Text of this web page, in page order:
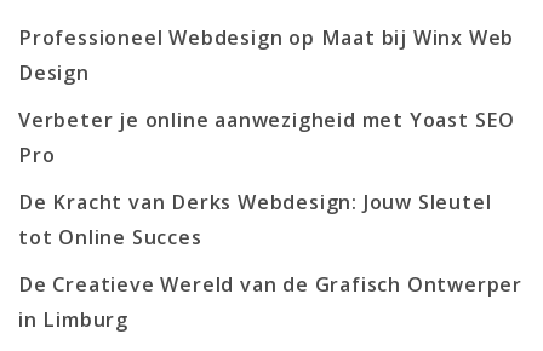
Professioneel Webdesign op Maat bij Winx Web
Design
Verbeter je online aanwezigheid met Yoast SEO
Pro
De Kracht van Derks Webdesign: Jouw Sleutel
tot Online Succes
De Creatieve Wereld van de Grafisch Ontwerper
in Limburg